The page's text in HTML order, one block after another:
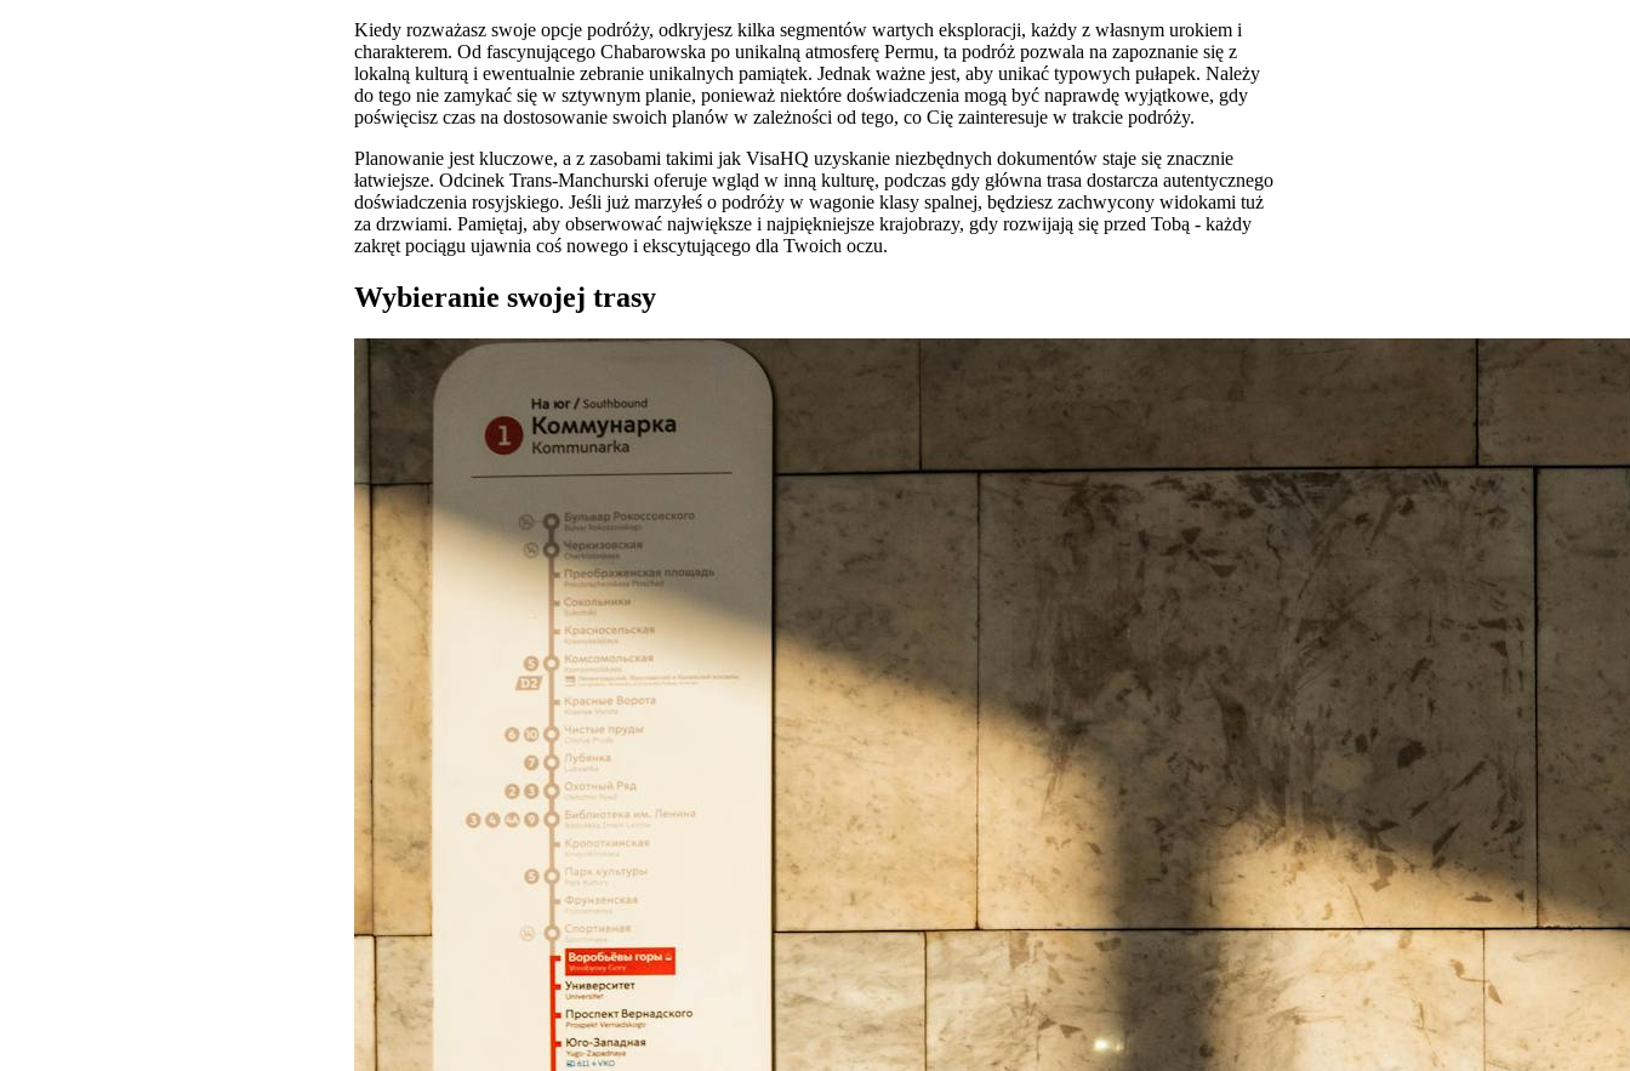
Kiedy rozważasz swoje opcje podróży, odkryjesz kilka segmentów wartych eksploracji, każdy z własnym urokiem i
charakterem. Od fascynującego Chabarowska po unikalną atmosferę Permu, ta podróż pozwala na zapoznanie się z
lokalną kulturą i ewentualnie zebranie unikalnych pamiątek. Jednak ważne jest, aby unikać typowych pułapek. Należy
do tego nie zamykać się w sztywnym planie, ponieważ niektóre doświadczenia mogą być naprawdę wyjątkowe, gdy
poświęcisz czas na dostosowanie swoich planów w zależności od tego, co Cię zainteresuje w trakcie podróży.
Planowanie jest kluczowe, a z zasobami takimi jak VisaHQ uzyskanie niezbędnych dokumentów staje się znacznie
łatwiejsze. Odcinek Trans-Manchurski oferuje wgląd w inną kulturę, podczas gdy główna trasa dostarcza autentycznego
doświadczenia rosyjskiego. Jeśli już marzyłeś o podróży w wagonie klasy spalnej, będziesz zachwycony widokami tuż
za drzwiami. Pamiętaj, aby obserwować największe i najpiękniejsze krajobrazy, gdy rozwijają się przed Tobą - każdy
zakręt pociągu ujawnia coś nowego i ekscytującego dla Twoich oczu.
Wybieranie swojej trasy